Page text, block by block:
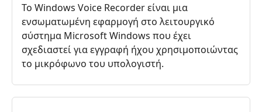
Το Windows Voice Recorder είναι μια
ενσωματωμένη εφαρμογή στο λειτουργικό
σύστημα Microsoft Windows που έχει
σχεδιαστεί για εγγραφή ήχου χρησιμοποιώντας
το μικρόφωνο του υπολογιστή.